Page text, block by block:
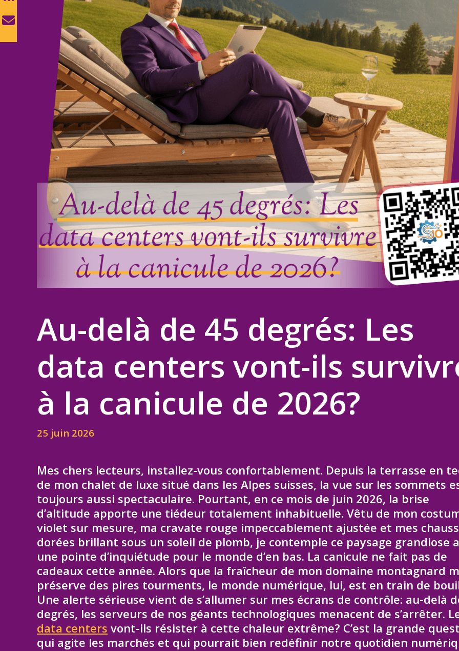
Au-delà de 45 degrés: Les
data centers vont-ils
à la canicule de 2026?
25 juin 2026
Mes chers lecteurs, installez-vous confortablement. Depuis la terrasse en
de mon chalet de luxe situé dans les Alpes suisses, la vue sur les sommets
toujours aussi spectaculaire. Pourtant, en ce mois de juin 2026, la brise
d’altitude apporte une tiédeur totalement inhabituelle. Vêtu de mon
violet sur mesure, ma cravate rouge impeccablement ajustée et mes
dorées brillant sous un soleil de plomb, je contemple ce paysage grandiose
une pointe d’inquiétude pour le monde d’en bas. La canicule ne fait pas de
cadeaux cette année. Alors que la fraîcheur de mon domaine montagnard
préserve des pires tourments, le monde numérique, lui, est en train de
Une alerte sérieuse vient de s’allumer sur mes écrans de contrôle: au-delà
degrés, les serveurs de nos géants technologiques menacent de s’arrêter.
data centers vont-ils résister à cette chaleur extrême? C’est la grande
qui agite les marchés et qui pourrait bien redéfinir notre quotidien